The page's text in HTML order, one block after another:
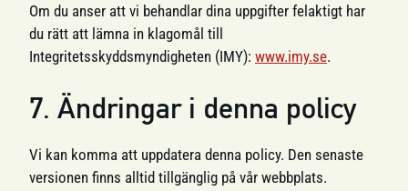
Om du anser att vi behandlar dina uppgifter felaktigt har
du rätt att lämna in klagomål till
Integritetsskyddsmyndigheten (IMY): www.imy.se.
7. Ändringar i denna policy
Vi kan komma att uppdatera denna policy. Den senaste
versionen finns alltid tillgänglig på vår webbplats.